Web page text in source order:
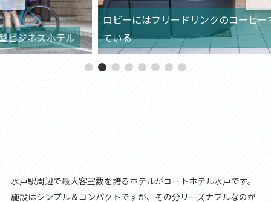
ロビーにはフリードリンクのコーヒーマシンが設置さ
ている
水戸駅周辺で最大客室数を誇るホテルがコートホテル水戸です。
施設はシンプル＆コンパクトですが、その分リーズナブルなのが